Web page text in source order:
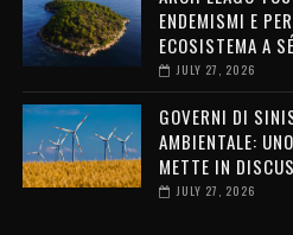
ENDEMISMI E
ECOSISTEMA A SÉ
JULY 27, 2026
GOVERNI DI
AMBIENTALE:
METTE IN
JULY 27, 2026